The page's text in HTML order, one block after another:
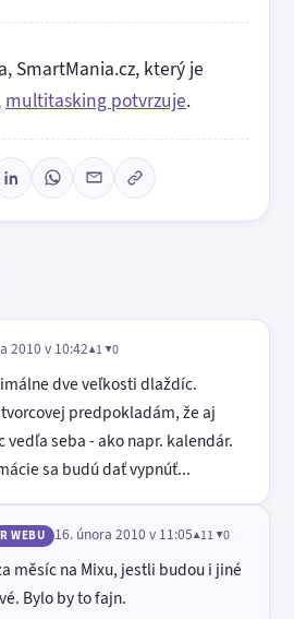
SmartMania.cz, který je
multitasking potvrzuje.
2010 v 10:42▲1 ▼0
dve veľkosti dlaždíc.
predpokladám, že aj
seba - ako napr. kalendár.
sa budú dať vypnúť...
WEBU 16. února 2010 v 11:05▲11 ▼0
měsíc na Mixu, jestli budou i jiné
Bylo by to fajn.